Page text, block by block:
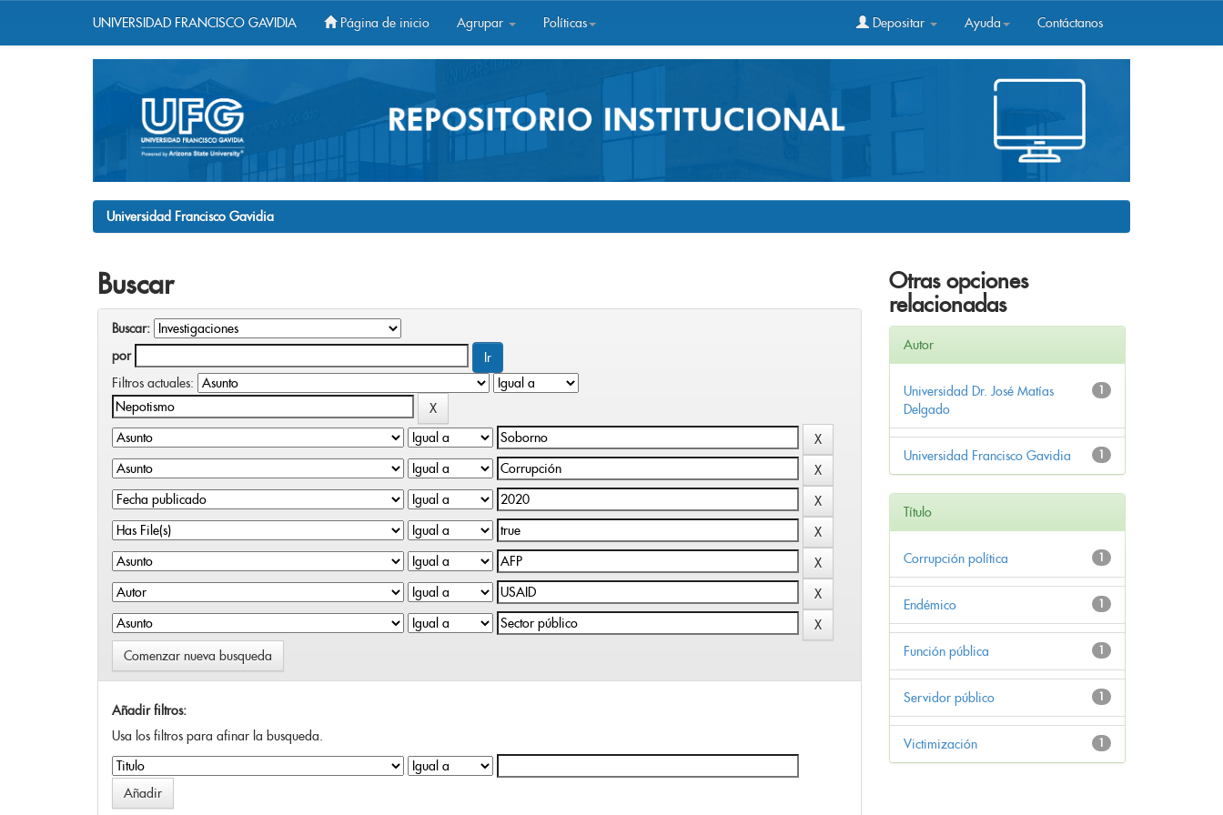
UNIVERSIDAD FRANCISCO GAVIDIA Página de inicio Agrupar Políticas Depositar Ayuda Contáctanos
Universidad Francisco Gavidia
Buscar
Buscar:
por
Filtros actuales:
Comenzar nueva busqueda
Añadir filtros:
Usa los filtros para afinar la busqueda.
Otras opciones
relacionadas
Autor
1
Universidad Dr. José Matías
Delgado
1
Universidad Francisco Gavidia
Título
1
Corrupción política
1
Endémico
1
Función pública
1
Servidor público
1
Victimización